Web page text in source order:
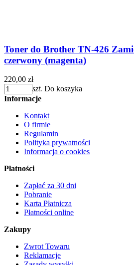
Toner do Brother TN-426
czerwony (magenta)
220,00 zł
szt. Do koszyka
Informacje
Kontakt
O firmie
Regulamin
Polityka prywatności
Informacja o cookies
Płatności
Zapłać za 30 dni
Pobranie
Karta Płatnicza
Płatności online
Zakupy
Zwrot Towaru
Reklamacje